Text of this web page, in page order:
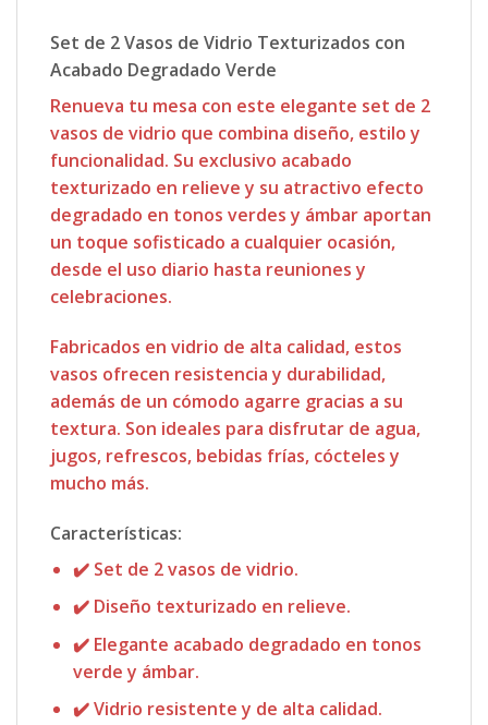
Set de 2 Vasos de Vidrio Texturizados con
Acabado Degradado Verde
Renueva tu mesa con este elegante set de 2
vasos de vidrio que combina diseño, estilo y
funcionalidad. Su exclusivo acabado
texturizado en relievey su atractivo efecto
degradado en tonos verdes y ámbar aportan
un toque sofisticado a cualquier ocasión,
desde el uso diario hasta reuniones y
celebraciones.
Fabricados en vidrio de alta calidad, estos
vasos ofrecen resistencia y durabilidad,
además de un cómodo agarre gracias a su
textura. Son ideales para disfrutar de agua,
jugos, refrescos, bebidas frías, cócteles y
mucho más.
Características:
✔️ Set de 2 vasos de vidrio.
✔️ Diseño texturizado en relieve.
✔️ Elegante acabado degradado en tonos
verde y ámbar.
✔️ Vidrio resistente y de alta calidad.